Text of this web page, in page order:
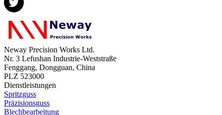
Neway Precision Works Ltd.
Nr. 3 Lefushan Industrie-Weststraße
Fenggang, Dongguan, China
PLZ 523000
Dienstleistungen
Spritzguss
Präzisionsguss
Blechbearbeitung